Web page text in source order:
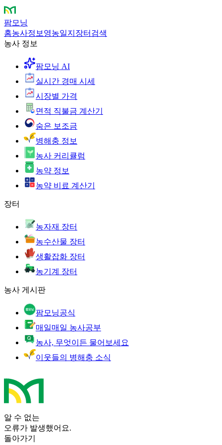
팜모닝
홈농사정보 영농일지 장터 검색
농사 정보
팜모닝 AI
실시간 경매 시세
시장별 가격
면적 직불금 계산기
숨은 보조금
병해충 정보
농사 커리큘럼
농약 정보
농약 비료 계산기
장터
농자재 장터
농수산물 장터
생활잡화 장터
농기계 장터
농사 게시판
팜모닝공식
매일매일 농사공부
농사, 무엇이든 물어보세요
이웃들의 병해충 소식
알 수 없는
오류가 발생했어요.
돌아가기